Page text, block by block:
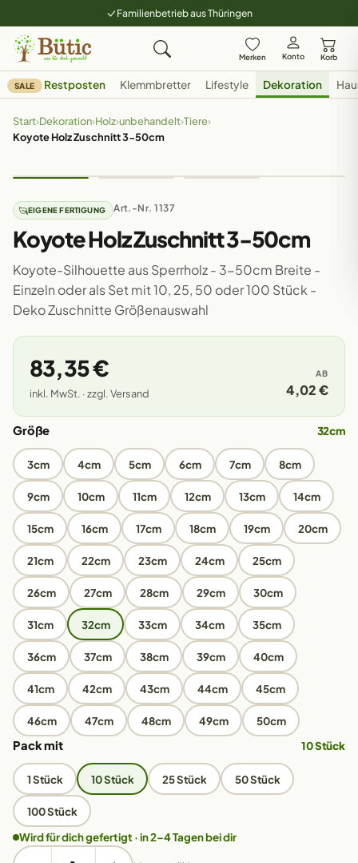
Familienbetrieb aus Thüringen
Merken Konto Korb
SALE Restposten Klemmbretter Lifestyle Dekoration
Start›Dekoration›Holz›unbehandelt›Tiere›
Koyote Holz Zuschnitt 3-50cm
EIGENE FERTIGUNG Art.-Nr. 1137
Koyote Holz Zuschnitt 3-50cm
Koyote-Silhouette aus Sperrholz - 3-50cm Breite -
Einzeln oder als Set mit 10, 25, 50 oder 100 Stück -
Deko Zuschnitte Größenauswahl
83,35 €
inkl. MwSt. · zzgl. Versand
AB
4,02 €
Größe 32cm
3cm 4cm 5cm 6cm 7cm 8cm
9cm 10cm 11cm 12cm 13cm 14cm
15cm 16cm 17cm 18cm 19cm 20cm
21cm 22cm 23cm 24cm 25cm
26cm 27cm 28cm 29cm 30cm
31cm 32cm 33cm 34cm 35cm
36cm 37cm 38cm 39cm 40cm
41cm 42cm 43cm 44cm 45cm
46cm 47cm 48cm 49cm 50cm
Pack mit 10 Stück
1 Stück 10 Stück 25 Stück 50 Stück
100 Stück
Wird für dich gefertigt · in 2–4 Tagen bei dir